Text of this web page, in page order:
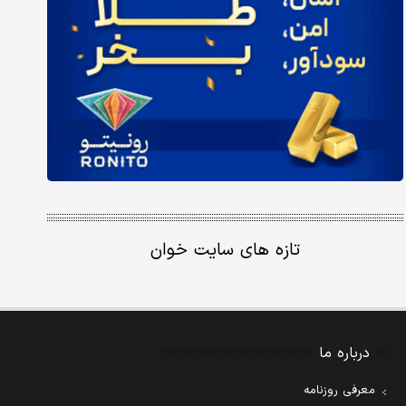
تازه های سایت خوان
درباره ما
معرفی روزنامه